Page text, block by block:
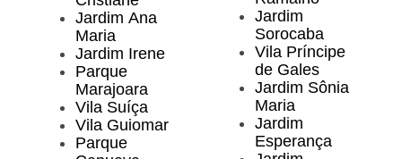
Jardim Ana
Maria
Jardim Irene
Parque
Marajoara
Vila Suíça
Vila Guiomar
Parque
Jardim
Sorocaba
Vila Príncipe
de Gales
Jardim Sônia
Maria
Jardim
Esperança